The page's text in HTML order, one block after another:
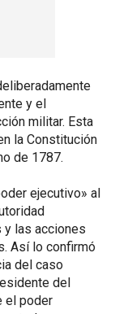
y el
militar. Esta
la Constitución
de 1787.
ejecutivo» al
las acciones
Así lo confirmó
del caso
del
el poder